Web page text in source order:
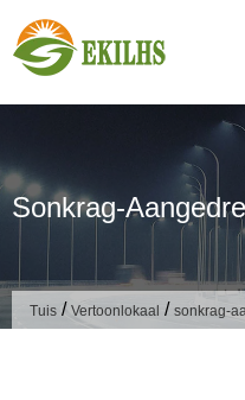
Sonkrag-
Tuis / Vertoonlokaal / sonkrag-